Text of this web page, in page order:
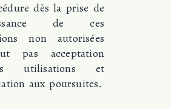
dès la prise de
de ces
non autorisées
pas acceptation
utilisations et
aux poursuites.